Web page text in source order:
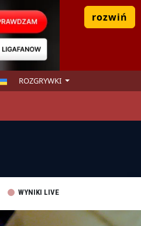
rozwiń
ROZGRYWKI
WYNIKI LIVE